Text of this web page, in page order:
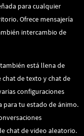
para cualquier
Ofrece mensajería
intercambio de
está llena de
chat de texto y chat de
configuraciones
para tu estado de ánimo.
chat de video aleatorio.